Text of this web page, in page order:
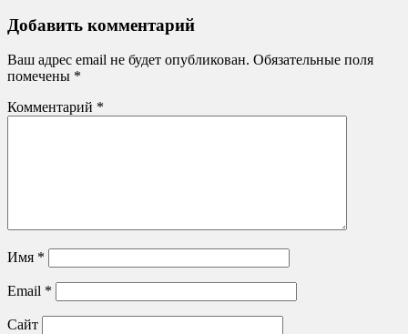
Добавить комментарий
Ваш адрес email не будет опубликован. Обязательные поля
помечены *
Комментарий *
Имя *
Email *
Сайт